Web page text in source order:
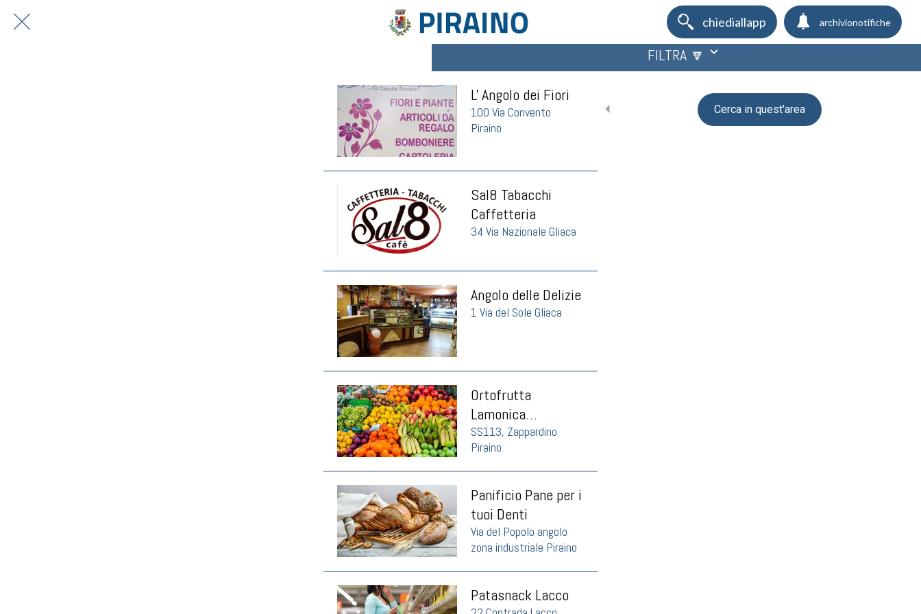
chiediallapp archivionotifiche
FILTRA 🔽
L' Angolo dei Fiori
100 Via Convento
Piraino
Sal8 Tabacchi
Caffetteria
34 Via Nazionale Gliaca
Angolo delle Delizie
1 Via del Sole Gliaca
Ortofrutta
Lamonica
Zappardino
SS113, Zappardino
Piraino
Panificio Pane per i
tuoi Denti
Via del Popolo angolo
zona industriale Piraino
Patasnack Lacco
Cerca in quest'area